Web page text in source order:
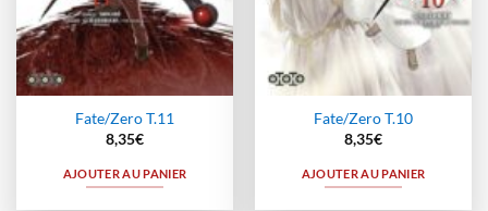
Fate/Zero T.11
8,35€
AJOUTER AU PANIER
Fate/Zero T.10
8,35€
AJOUTER AU PANIER